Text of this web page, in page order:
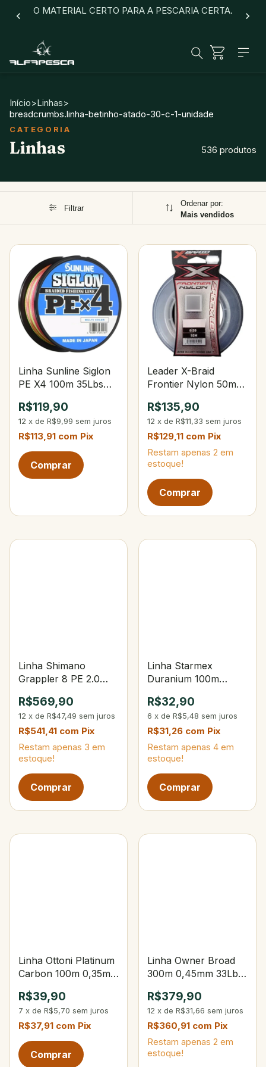
O MATERIAL CERTO PARA A PESCARIA CERTA.
Início>Linhas>
breadcrumbs.linha-betinho-atado-30-c-1-unidade
Linhas 536 produtos
Filtrar
Ordenar por:
Mais vendidos
Linha Sunline Siglon
PE X4 100m 35Lbs
R$119,90
12 x de R$9,99 sem juros
R$113,91 com Pix
Leader X-Braid
Frontier Nylon 50m
R$135,90
12 x de R$11,33 sem juros
R$129,11 com Pix
Restam apenas 2 em
estoque!
Linha Shimano
Grappler 8 PE 2.0
R$569,90
12 x de R$47,49 sem juros
R$541,41 com Pix
Restam apenas 3 em
estoque!
Linha Starmex
Duranium 100m
R$32,90
6 x de R$5,48 sem juros
R$31,26 com Pix
Restam apenas 4 em
estoque!
Linha Ottoni Platinum
Carbon 100m 0,35mm
R$39,90
7 x de R$5,70 sem juros
R$37,91 com Pix
Linha Owner Broad
300m 0,45mm 33Lbs
R$379,90
12 x de R$31,66 sem juros
R$360,91 com Pix
Restam apenas 2 em
estoque!